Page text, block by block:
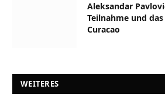
Aleksandar
Teilnahme und
Curacao
WEITERES